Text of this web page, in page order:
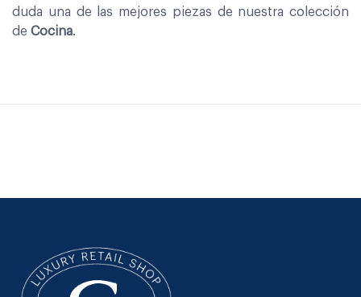
duda una de las mejores piezas de nuestra colección
de Cocina.